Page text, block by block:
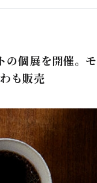
個展を開催。モ
も販売